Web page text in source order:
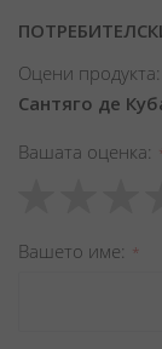
Оцени продукта:
Сантяго де
Вашата оценка
star
stars
stars
stars
stars
Вашето име